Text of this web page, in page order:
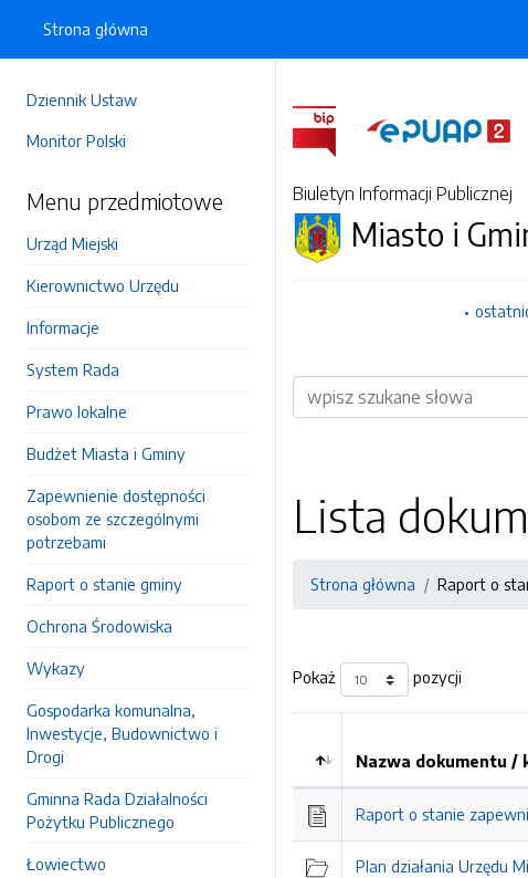
Dziennik Ustaw
Monitor Polski
Menu przedmiotowe
Urząd Miejski
Kierownictwo Urzędu
Informacje
System Rada
Prawo lokalne
Budżet Miasta i Gminy
Zapewnienie dostępności
osobom ze szczególnymi
potrzebami
Raport o stanie gminy
Ochrona Środowiska
Wykazy
Gospodarka komunalna,
Inwestycje, Budownictwo i
Drogi
Gminna Rada Działalności
Pożytku Publicznego
Łowiectwo
Strona główna
Biuletyn Informacji Publicznej
Miasto i
Wyszukiwarka
Lista
Strona główna Raport o
Pokaż pozycji
Nazwa dokumentu /
Raport o stanie
Plan działania Urzędu